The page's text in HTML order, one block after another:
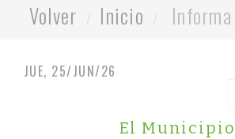
Volver Inicio Informa
JUE, 25/JUN/26
El Municipio